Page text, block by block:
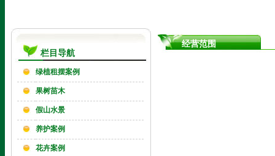
栏目导航
绿植租摆案例
果树苗木
假山水景
养护案例
花卉案例
经营范围